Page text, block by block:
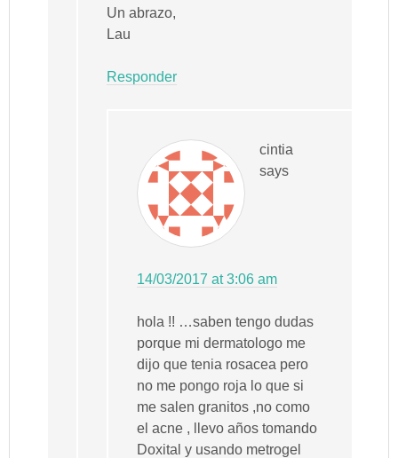
Un abrazo,
Lau
Responder
cintia
says
14/03/2017 at 3:06 am
hola !! …saben tengo dudas
porque mi dermatologo me
dijo que tenia rosacea pero
no me pongo roja lo que si
me salen granitos ,no como
el acne , llevo años tomando
Doxital y usando metrogel